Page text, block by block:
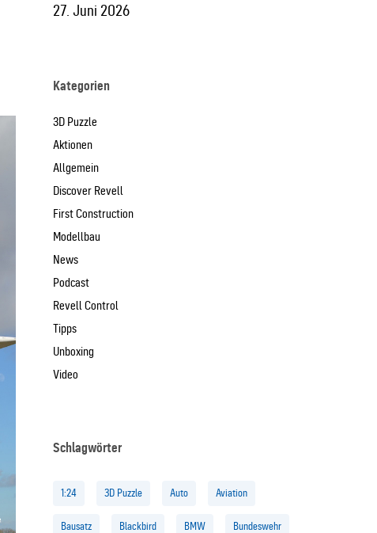
27. Juni 2026
Kategorien
3D Puzzle
Aktionen
Allgemein
Discover Revell
First Construction
Modellbau
News
Podcast
Revell Control
Tipps
Unboxing
Video
Schlagwörter
1:24 3D Puzzle Auto Aviation
Bausatz Blackbird BMW Bundeswehr